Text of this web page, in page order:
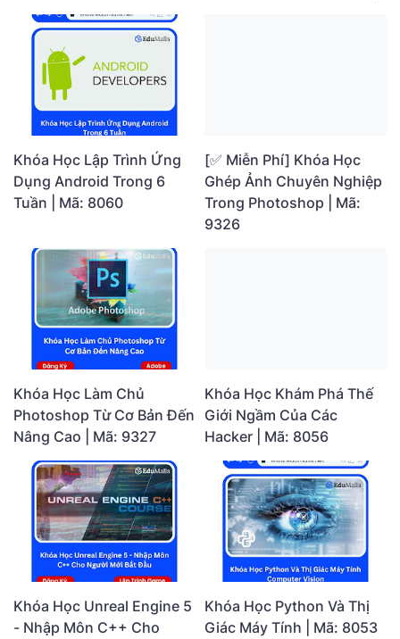
Khóa Học Lập Trình Ứng
Dụng Android Trong 6
Tuần | Mã: 8060
[✅ Miễn Phí] Khóa Học
Ghép Ảnh Chuyên Nghiệp
Trong Photoshop | Mã:
9326
Khóa Học Làm Chủ
Photoshop Từ Cơ Bản Đến
Nâng Cao | Mã: 9327
Khóa Học Khám Phá Thế
Giới Ngầm Của Các
Hacker | Mã: 8056
Khóa Học Unreal Engine 5
- Nhập Môn C++ Cho
Khóa Học Python Và Thị
Giác Máy Tính | Mã: 8053